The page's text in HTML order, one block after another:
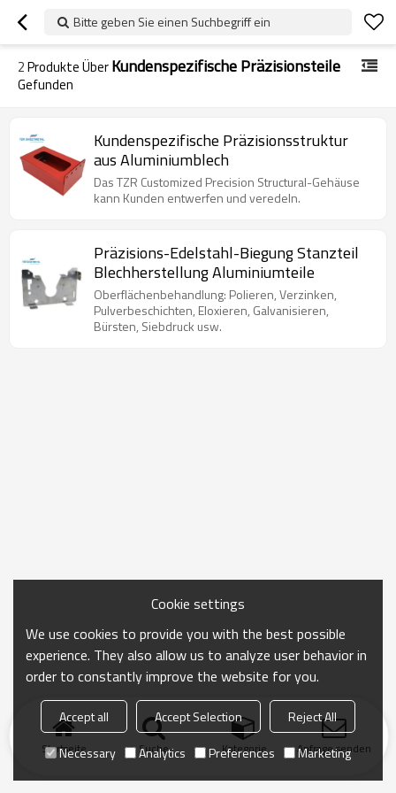
Bitte geben Sie einen Suchbegriff ein
2Produkte ÜberKundenspezifische Präzisionsteile
Gefunden
Kundenspezifische Präzisionsstruktur
aus Aluminiumblech
Das TZR Customized Precision Structural-Gehäuse
kann Kunden entwerfen und veredeln.
Präzisions-Edelstahl-Biegung Stanzteil
Blechherstellung Aluminiumteile
Oberflächenbehandlung: Polieren, Verzinken,
Pulverbeschichten, Eloxieren, Galvanisieren,
Bürsten, Siebdruck usw.
Startseite Suche Kategorie Anfrage senden
Cookie settings
We use cookies to provide you with the best possible
experience. They also allow us to analyze user behavior in
order to constantly improve the website for you.
Accept all Accept Selection
Reject All
Necessary
Analytics Preferences Marketing